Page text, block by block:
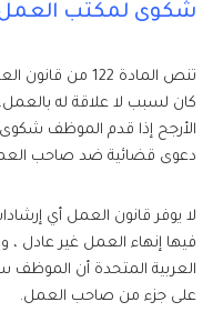
شكوى لمكتب
تنص المادة 122
كان لسبب لا علاقة له
الأرجح إذا قدم الموظف
دعوى قضائية ضد صاحب
لا يوفر قانون العمل أي
فيها إنهاء العمل غير عادل ،
العربية المتحدة أن
على جزء من صاحب العمل.